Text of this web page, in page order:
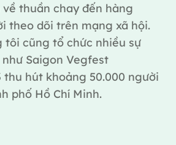
thuần chay đến hàng
theo dõi trên mạng xã hội.
tôi cũng tổ chức nhiều sự
Saigon Vegfest
thu hút khoảng 50.000 người
phố Hồ Chí Minh.